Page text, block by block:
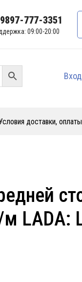
777-3351
09:00-20:00
доставки,
LADA: